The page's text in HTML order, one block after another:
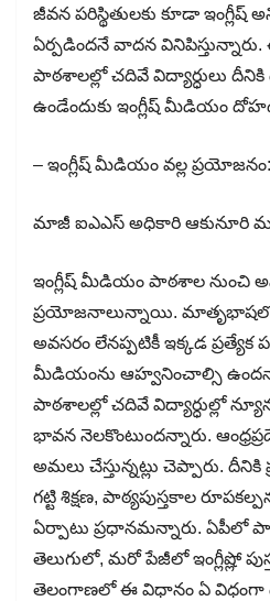
జీవన పరిస్థితులకు కూడా ఇంగ్లీష్
ఏర్పడిందనే వాదన
పాఠశాలల్లో చదివే విద్యార్ధులు
ఉండేందుకు ఇంగ్లీష్ మీడియం
– ఇంగ్లీష్ మీడియం వల్ల ప్రయోజనం:
మాజీ ఐఎఎస్ అధికారి ఆకునూరి
ఇంగ్లీష్ మీడియం పాఠశాల నుంచి
ప్రయోజనాలున్నాయి. మాతృభాషలో
అవసరం లేనప్పటికీ ఇక్కడ ప్రత్యేక
మీడియంను ఆహ్వనించాల్సి
పాఠశాలల్లో చదివే విద్యార్ధుల్లో
భావన నెలకొంటుందన్నారు.
అమలు చేస్తున్నట్లు చెప్పారు.
గట్టి శిక్షణ, పాఠ్యపుస్తకాల
ఏర్పాటు ప్రధానమన్నారు. ఏపీలో
తెలుగులో, మరో పేజీలో ఇంగ్లీష్లో
తెలంగాణలో ఈ విధానం ఏ విధంగా